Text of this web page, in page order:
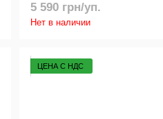
5 590 грн/уп.
Нет в наличии
ЦЕНА С НДС